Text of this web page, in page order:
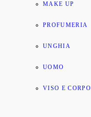
MAKE UP
PROFUMERIA
UNGHIA
UOMO
VISO E CORPO